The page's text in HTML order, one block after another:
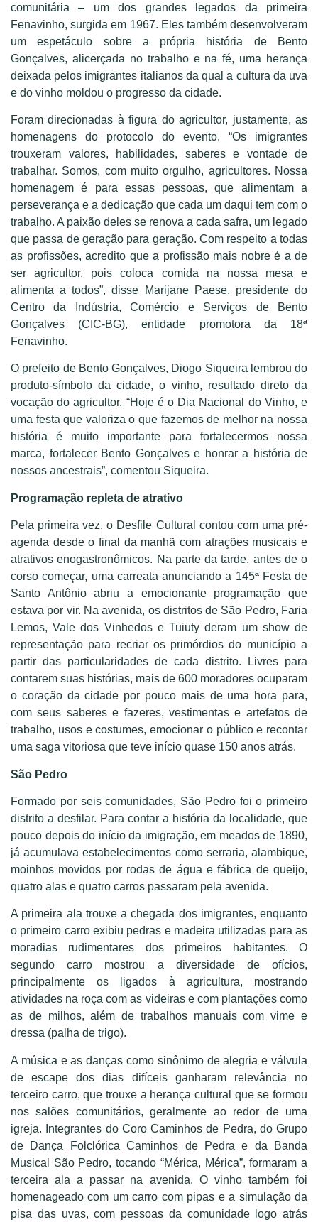
comunitária – um dos grandes legados da primeira
Fenavinho, surgida em 1967. Eles também desenvolveram
um espetáculo sobre a própria história de Bento
Gonçalves, alicerçada no trabalho e na fé, uma herança
deixada pelos imigrantes italianos da qual a cultura da uva
e do vinho moldou o progresso da cidade.
Foram direcionadas à figura do agricultor, justamente, as
homenagens do protocolo do evento. “Os imigrantes
trouxeram valores, habilidades, saberes e vontade de
trabalhar. Somos, com muito orgulho, agricultores. Nossa
homenagem é para essas pessoas, que alimentam a
perseverança e a dedicação que cada um daqui tem com o
trabalho. A paixão deles se renova a cada safra, um legado
que passa de geração para geração. Com respeito a todas
as profissões, acredito que a profissão mais nobre é a de
ser agricultor, pois coloca comida na nossa mesa e
alimenta a todos”, disse Marijane Paese, presidente do
Centro da Indústria, Comércio e Serviços de Bento
Gonçalves (CIC-BG), entidade promotora da 18ª
Fenavinho.
O prefeito de Bento Gonçalves, Diogo Siqueira lembrou do
produto-símbolo da cidade, o vinho, resultado direto da
vocação do agricultor. “Hoje é o Dia Nacional do Vinho, e
uma festa que valoriza o que fazemos de melhor na nossa
história é muito importante para fortalecermos nossa
marca, fortalecer Bento Gonçalves e honrar a história de
nossos ancestrais”, comentou Siqueira.
Programação repleta de atrativo
Pela primeira vez, o Desfile Cultural contou com uma pré-
agenda desde o final da manhã com atrações musicais e
atrativos enogastronômicos. Na parte da tarde, antes de o
corso começar, uma carreata anunciando a 145ª Festa de
Santo Antônio abriu a emocionante programação que
estava por vir. Na avenida, os distritos de São Pedro, Faria
Lemos, Vale dos Vinhedos e Tuiuty deram um show de
representação para recriar os primórdios do município a
partir das particularidades de cada distrito. Livres para
contarem suas histórias, mais de 600 moradores ocuparam
o coração da cidade por pouco mais de uma hora para,
com seus saberes e fazeres, vestimentas e artefatos de
trabalho, usos e costumes, emocionar o público e recontar
uma saga vitoriosa que teve início quase 150 anos atrás.
São Pedro
Formado por seis comunidades, São Pedro foi o primeiro
distrito a desfilar. Para contar a história da localidade, que
pouco depois do início da imigração, em meados de 1890,
já acumulava estabelecimentos como serraria, alambique,
moinhos movidos por rodas de água e fábrica de queijo,
quatro alas e quatro carros passaram pela avenida.
A primeira ala trouxe a chegada dos imigrantes, enquanto
o primeiro carro exibiu pedras e madeira utilizadas para as
moradias rudimentares dos primeiros habitantes. O
segundo carro mostrou a diversidade de ofícios,
principalmente os ligados à agricultura, mostrando
atividades na roça com as videiras e com plantações como
as de milhos, além de trabalhos manuais com vime e
dressa (palha de trigo).
A música e as danças como sinônimo de alegria e válvula
de escape dos dias difíceis ganharam relevância no
terceiro carro, que trouxe a herança cultural que se formou
nos salões comunitários, geralmente ao redor de uma
igreja. Integrantes do Coro Caminhos de Pedra, do Grupo
de Dança Folclórica Caminhos de Pedra e da Banda
Musical São Pedro, tocando “Mérica, Mérica”, formaram a
terceira ala a passar na avenida. O vinho também foi
homenageado com um carro com pipas e a simulação da
pisa das uvas, com pessoas da comunidade logo atrás